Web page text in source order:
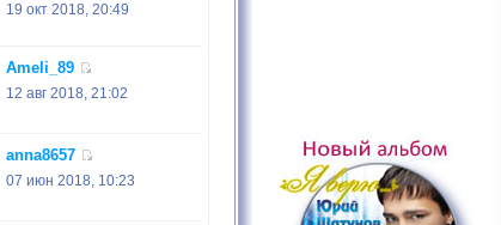
19 окт 2018, 20:49
Ameli_89
12 авг 2018, 21:02
anna8657
07 июн 2018, 10:23